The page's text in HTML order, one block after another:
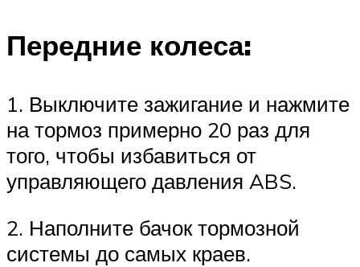
Передние колеса:
1. Выключите зажигание и нажмите
на тормоз примерно 20 раз для
того, чтобы избавиться от
управляющего давления ABS.
2. Наполните бачок тормозной
системы до самых краев.